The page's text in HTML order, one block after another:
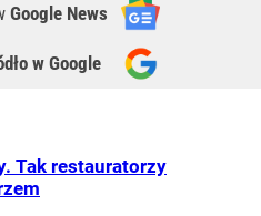
Google News
w Google
Tak restauratorzy